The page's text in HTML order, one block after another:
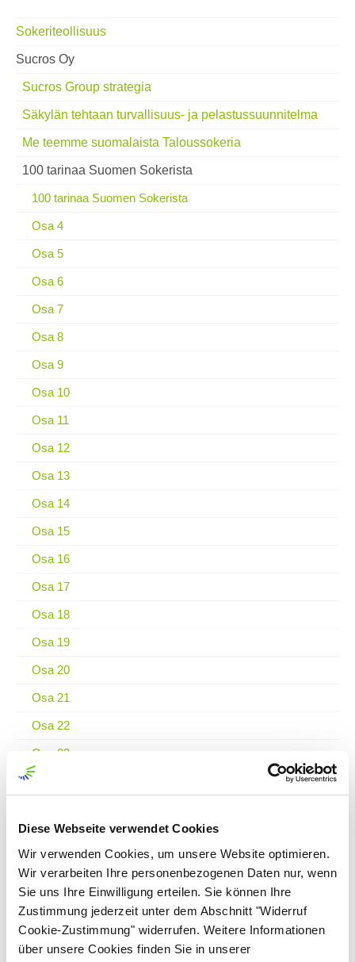
Diese Webseite verwendet Cookies
Wir verwenden Cookies, um unsere Website optimieren.
Wir verarbeiten Ihre personenbezogenen Daten nur, wenn
Sie uns Ihre Einwilligung erteilen. Sie können Ihre
Zustimmung jederzeit unter dem Abschnitt "Widerruf
Cookie-Zustimmung" widerrufen. Weitere Informationen
über unsere Cookies finden Sie in unserer
Sokeriteollisuus
Sucros Oy
Sucros Group strategia
Säkylän tehtaan turvallisuus- ja pelastussuunnitelma
Me teemme suomalaista Taloussokeria
100 tarinaa Suomen Sokerista
100 tarinaa Suomen Sokerista
Osa 4
Osa 5
Osa 6
Osa 7
Osa 8
Osa 9
Osa 10
Osa 11
Osa 12
Osa 13
Osa 14
Osa 15
Osa 16
Osa 17
Osa 18
Osa 19
Osa 20
Osa 21
Osa 22
Osa 23
Osa 24
Osa 26
Osa 28
Osa 29
Osa 30